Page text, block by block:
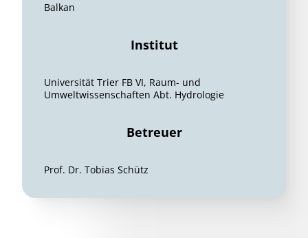
Balkan
Institut
Universität Trier FB VI, Raum- und
Umweltwissenschaften Abt. Hydrologie
Betreuer
Prof. Dr. Tobias Schütz